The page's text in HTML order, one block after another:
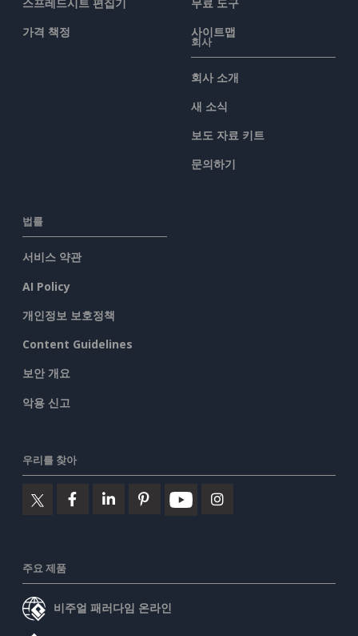
가격 책정
사이트맵
회사
회사 소개
새 소식
보도 자료 키트
문의하기
법률
서비스 약관
AI Policy
개인정보 보호정책
Content Guidelines
보안 개요
악용 신고
우리를 찾아
주요 제품
비주얼 패러다임 온라인